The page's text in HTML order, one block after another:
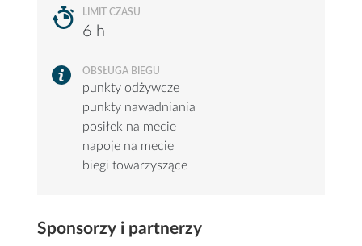
LIMIT CZASU
6 h
OBSŁUGA BIEGU
punkty odżywcze
punkty nawadniania
posiłek na mecie
napoje na mecie
biegi towarzyszące
Sponsorzy i partnerzy